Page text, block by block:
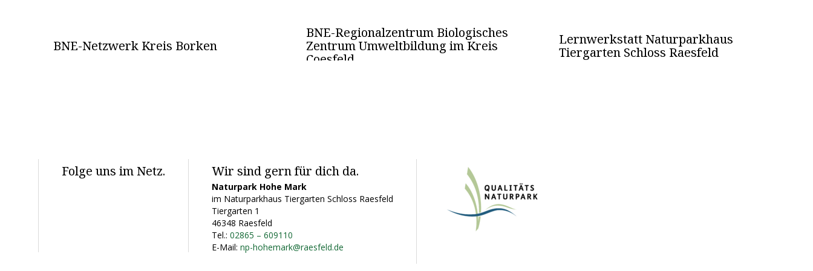
BNE-Netzwerk Kreis Borken
BNE-Regionalzentrum Biologisches
Zentrum Umweltbildung im Kreis
Coesfeld
Lernwerkstatt Naturparkhaus
Tiergarten Schloss Raesfeld
Folge uns im Netz. Wir sind gern für dich da.
Naturpark Hohe Mark
im Naturparkhaus Tiergarten Schloss Raesfeld
Tiergarten 1
46348 Raesfeld
Tel.: 02865 – 609110
E-Mail: np-hohemark@raesfeld.de